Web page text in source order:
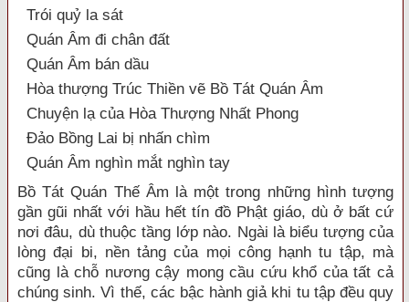
Trói quỷ la sát
Quán Âm đi chân đất
Quán Âm bán dầu
Hòa thượng Trúc Thiền vẽ Bồ Tát Quán Âm
Chuyện lạ của Hòa Thượng Nhất Phong
Đảo Bồng Lai bị nhấn chìm
Quán Âm nghìn mắt nghìn tay
Bồ Tát Quán Thế Âm là một trong những hình tượng
gần gũi nhất với hầu hết tín đồ Phật giáo, dù ở bất cứ
nơi đâu, dù thuộc tầng lớp nào. Ngài là biểu tượng của
lòng đại bi, nền tảng của mọi công hạnh tu tập, mà
cũng là chỗ nương cậy mong cầu cứu khổ của tất cả
chúng sinh. Vì thế, các bậc hành giả khi tu tập đều quy